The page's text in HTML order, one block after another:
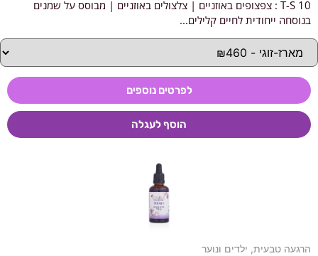
לפרטים נוספים
הוסף לעגלה
T-S 10 : צפצופים באוזניים | צלצולים באוזניים | מבוסס על שמנים
בנוסחה ייחודית לחיים קלילים...
דורג5.00
מתוך 5
הרגעה טבעית, ילדים ונוער